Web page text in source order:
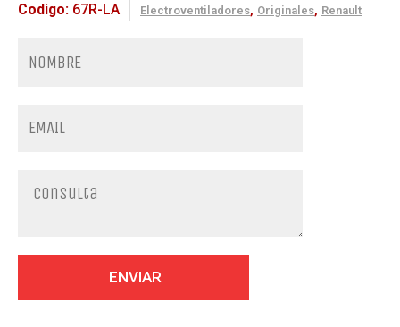
Codigo: 67R-LA Electroventiladores, Originales, Renault